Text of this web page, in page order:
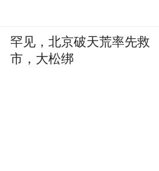
罕见，北京破天荒率先救
市，大松绑